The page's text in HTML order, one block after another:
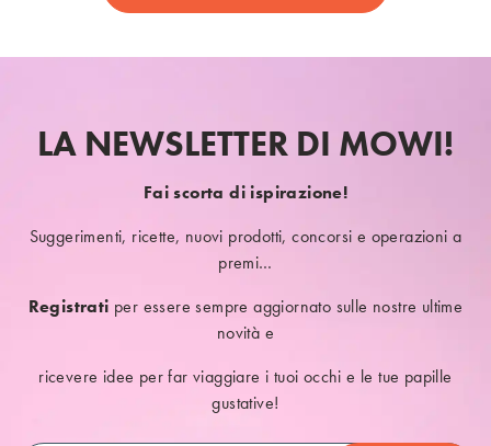
LA NEWSLETTER DI MOWI!
Fai scorta di ispirazione!
Suggerimenti, ricette, nuovi prodotti, concorsi e operazioni a
premi…
Registrati per essere sempre aggiornato sulle nostre ultime
novità e
ricevere idee per far viaggiare i tuoi occhi e le tue papille
gustative!